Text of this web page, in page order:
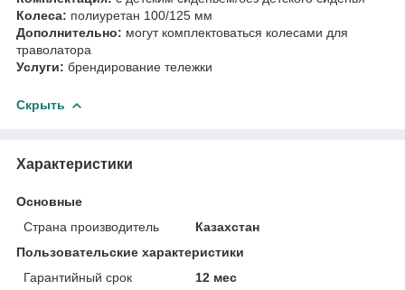
Колеса: полиуретан 100/125 мм
Дополнительно: могут комплектоваться колесами для
траволатора
Услуги: брендирование тележки
Скрыть
Характеристики
Основные
Страна производитель
Казахстан
Пользовательские характеристики
Гарантийный срок
12 мес